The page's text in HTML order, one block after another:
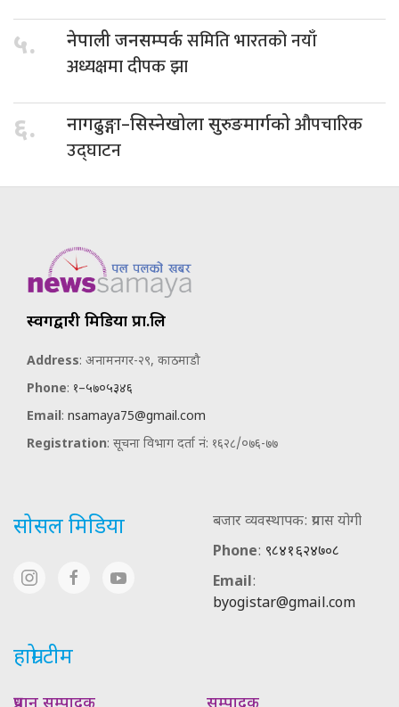
५. नेपाली जनसम्पर्कसमिति भारतको नयाँ
अध्यक्षमा दीपक झा
६. नागढुङ्गा–सिस्नेखोला सुरुङमार्गकोऔपचारिक
उद्घाटन
स्वर्गद्वारी मिडिया प्रा.लि
Address: अनामनगर-२९, काठमाडौ
Phone: १–५७०५३४६
Email: nsamaya75@gmail.com
Registration: सूचना विभाग दर्ता नं: १६२८/०७६-७७
सोसल मिडिया
बजार व्यवस्थापक: प्रयास योगी
Phone: ९८४१६२४७०८
Email:
byogistar@gmail.com
हाम्रो टीम